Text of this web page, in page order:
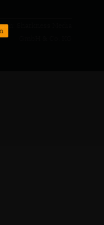
Sharkness Media